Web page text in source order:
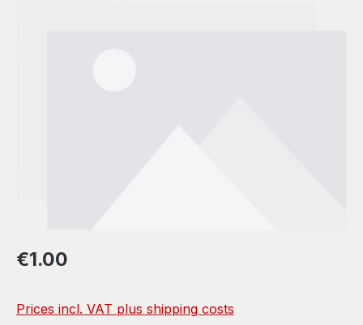
Regular price:
€1.00
Prices incl. VAT plus shipping costs